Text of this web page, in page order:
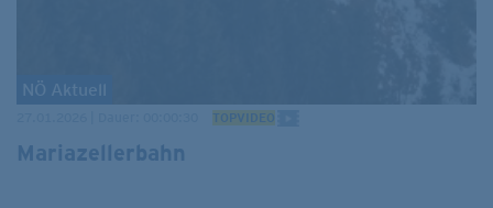
NÖ Aktuell
TOPVIDEO
Mariazellerbahn